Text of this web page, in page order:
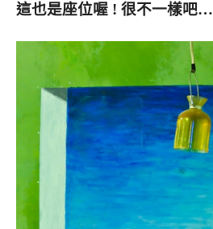
這也是座位喔 ! 很不一樣吧…